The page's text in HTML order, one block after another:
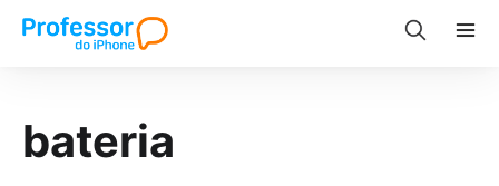
bateria